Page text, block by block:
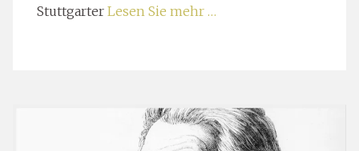
Stuttgarter Lesen Sie mehr …